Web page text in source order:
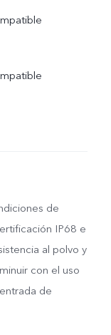
de
IP68 e
al polvo y
con el uso
de